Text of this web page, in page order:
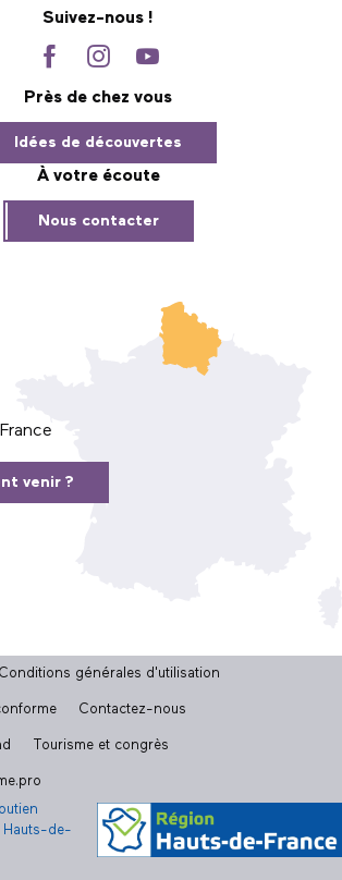
Suivez-nous !
Près de chez vous
Idées de découvertes
À votre écoute
Nous contacter
venir ?
Conditions générales d'utilisation
Contactez-nous
Tourisme et congrès
Hauts-de-